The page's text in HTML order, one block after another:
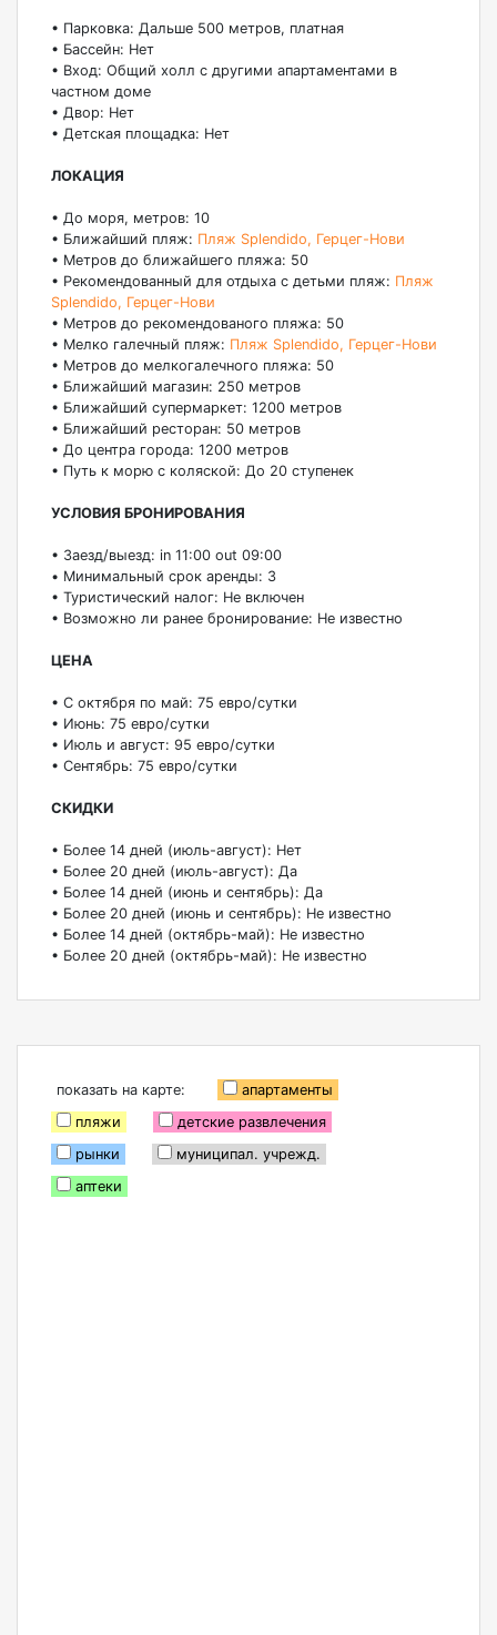
• Парковка: Дальше 500 метров, платная
• Бассейн: Нет
• Вход: Общий холл с другими апартаментами в
частном доме
• Двор: Нет
• Детская площадка: Нет
ЛОКАЦИЯ
• До моря, метров: 10
• Ближайший пляж: Пляж Splendido, Герцег-Нови
• Метров до ближайшего пляжа: 50
• Рекомендованный для отдыха с детьми пляж: Пляж
Splendido, Герцег-Нови
• Метров до рекомендованого пляжа: 50
• Мелко галечный пляж: Пляж Splendido, Герцег-Нови
• Метров до мелкогалечного пляжа: 50
• Ближайший магазин: 250 метров
• Ближайший супермаркет: 1200 метров
• Ближайший ресторан: 50 метров
• До центра города: 1200 метров
• Путь к морю с коляской: До 20 ступенек
УСЛОВИЯ БРОНИРОВАНИЯ
• Заезд/выезд: in 11:00 out 09:00
• Минимальный срок аренды: 3
• Туристический налог: Не включен
• Возможно ли ранее бронирование: Не известно
ЦЕНА
• С октября по май: 75 евро/сутки
• Июнь: 75 евро/сутки
• Июль и август: 95 евро/сутки
• Сентябрь: 75 евро/сутки
СКИДКИ
• Более 14 дней (июль-август): Нет
• Более 20 дней (июль-август): Да
• Более 14 дней (июнь и сентябрь): Да
• Более 20 дней (июнь и сентябрь): Не известно
• Более 14 дней (октябрь-май): Не известно
• Более 20 дней (октябрь-май): Не известно
показать на карте:
апартаменты
пляжи
детские развлечения
рынки
муниципал. учрежд.
аптеки